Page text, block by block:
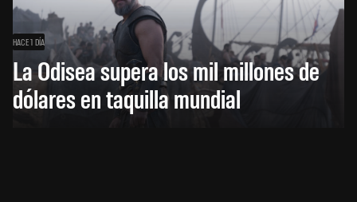
HACE 1 DÍA
La Odisea supera los mil millones de
dólares en taquilla mundial